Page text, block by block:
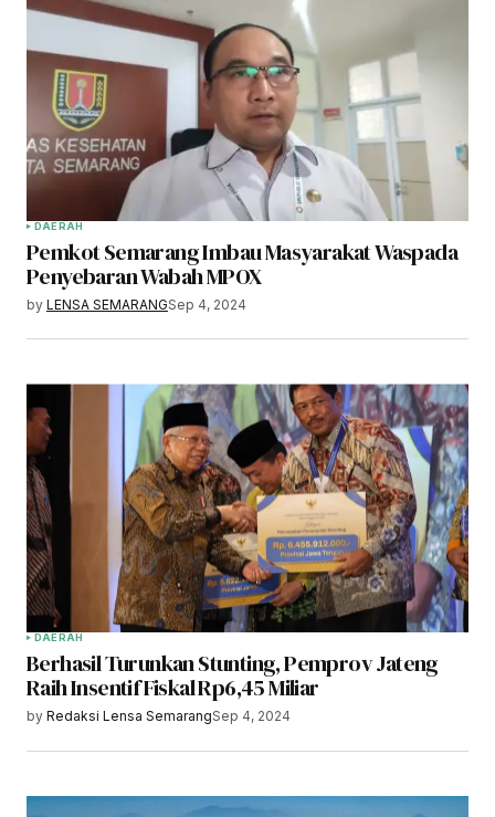
DAERAH
Pemkot Semarang Imbau Masyarakat Waspada
Penyebaran Wabah MPOX
by LENSA SEMARANGSep 4, 2024
DAERAH
Berhasil Turunkan Stunting, Pemprov Jateng
Raih Insentif Fiskal Rp6,45 Miliar
by Redaksi Lensa SemarangSep 4, 2024